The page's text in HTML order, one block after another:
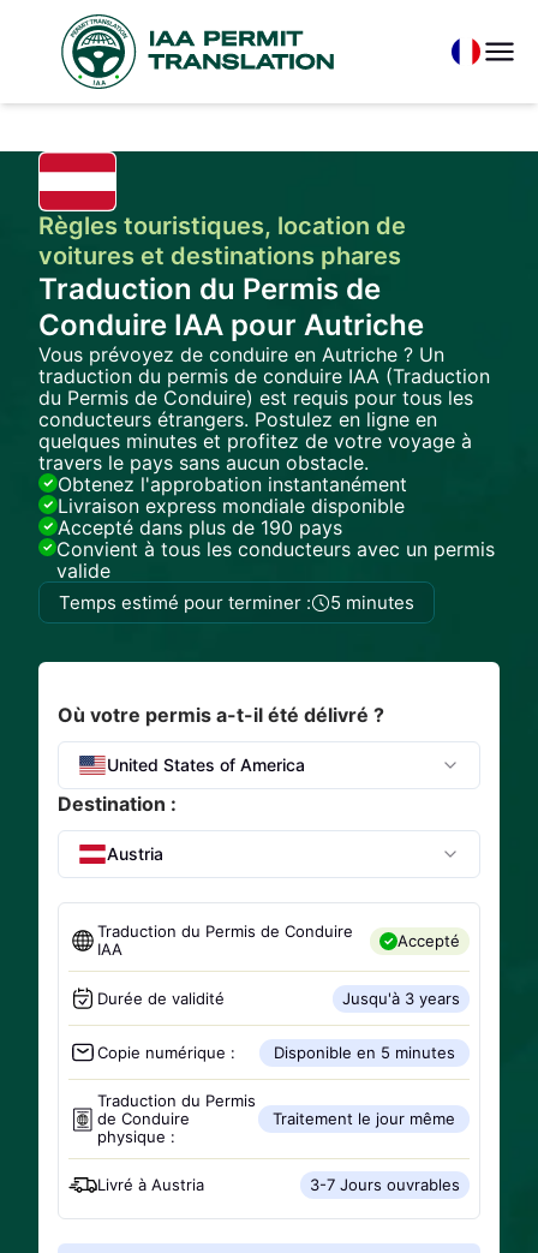
Règles touristiques, location de
voitures et destinations phares
Traduction du Permis de
Conduire IAA pour Autriche
Vous prévoyez de conduire en Autriche ? Un
traduction du permis de conduire IAA (Traduction
du Permis de Conduire) est requis pour tous les
conducteurs étrangers. Postulez en ligne en
quelques minutes et profitez de votre voyage à
travers le pays sans aucun obstacle.
Obtenez l'approbation instantanément
Livraison express mondiale disponible
Accepté dans plus de 190 pays
Convient à tous les conducteurs avec un permis
valide
Temps estimé pour terminer : 5 minutes
Où votre permis a-t-il été délivré ?
United States of America
Destination :
Austria
Traduction du Permis de Conduire
IAA
Accepté
Durée de validité Jusqu'à 3 years
Copie numérique : Disponible en 5 minutes
Traduction du Permis
de Conduire
physique :
Traitement le jour même
Livré à Austria 3-7 Jours ouvrables